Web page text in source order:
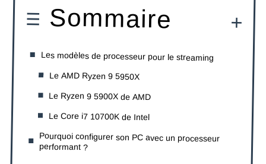
Sommaire
Les modèles de processeur pour le streaming
Le AMD Ryzen 9 5950X
Le Ryzen 9 5900X de AMD
Le Core i7 10700K de Intel
Pourquoi configurer son PC avec un processeur
performant ?